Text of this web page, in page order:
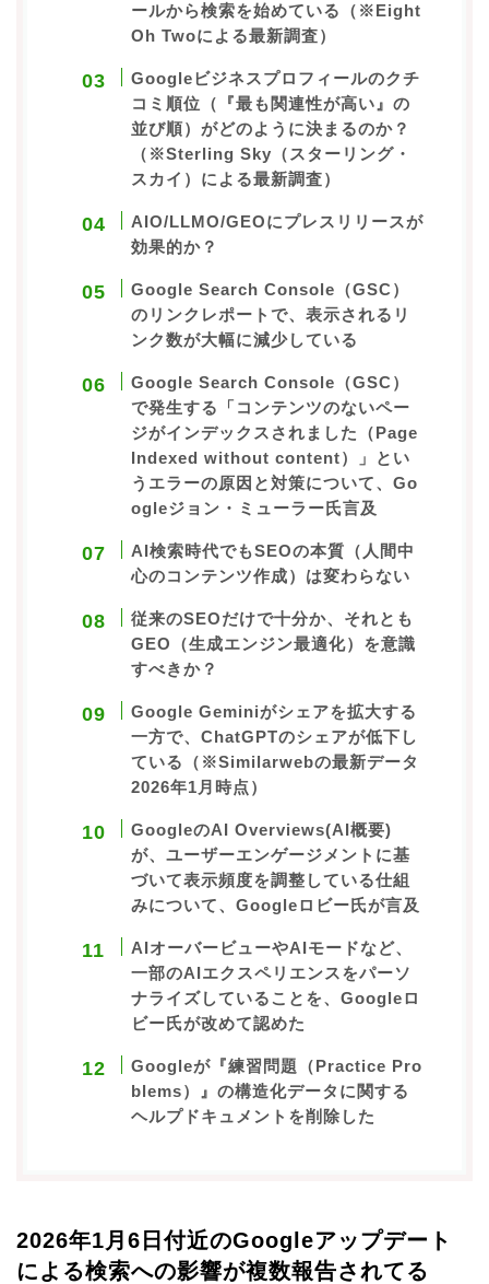
SEOチェックリストを無料DLする
ールから検索を始めている（※Eight
Oh Twoによる最新調査）
Googleビジネスプロフィールのクチ
コミ順位（『最も関連性が高い』の
並び順）がどのように決まるのか？
（※Sterling Sky（スターリング・
スカイ）による最新調査）
AIO/LLMO/GEOにプレスリリースが
効果的か？
Google Search Console（GSC）
のリンクレポートで、表示されるリ
ンク数が大幅に減少している
Google Search Console（GSC）
で発生する「コンテンツのないペー
ジがインデックスされました（Page
Indexed without content）」とい
うエラーの原因と対策について、Go
ogleジョン・ミューラー氏言及
AI検索時代でもSEOの本質（人間中
心のコンテンツ作成）は変わらない
従来のSEOだけで十分か、それとも
GEO（生成エンジン最適化）を意識
すべきか？
Google Geminiがシェアを拡大する
一方で、ChatGPTのシェアが低下し
ている（※Similarwebの最新データ
2026年1月時点）
GoogleのAI Overviews(AI概要)
が、ユーザーエンゲージメントに基
づいて表示頻度を調整している仕組
みについて、Googleロビー氏が言及
AIオーバービューやAIモードなど、
一部のAIエクスペリエンスをパーソ
ナライズしていることを、Googleロ
ビー氏が改めて認めた
Googleが『練習問題（Practice Pro
blems）』の構造化データに関する
ヘルプドキュメントを削除した
2026年1月6日付近のGoogleアップデート
による検索への影響が複数報告されてる